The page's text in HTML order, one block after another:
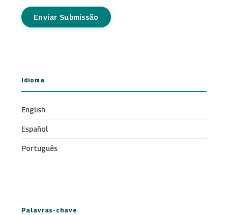
Enviar Submissão
Idioma
English
Español
Português
Palavras-chave